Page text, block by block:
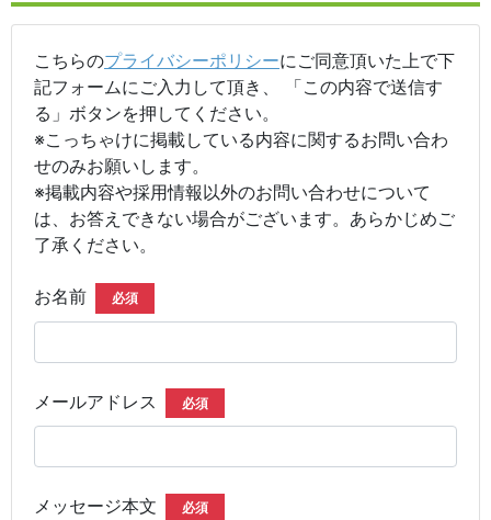
こちらのプライバシーポリシーにご同意頂いた上で下
記フォームにご入力して頂き、 「この内容で送信す
る」ボタンを押してください。
※こっちゃけに掲載している内容に関するお問い合わ
せのみお願いします。
※掲載内容や採用情報以外のお問い合わせについて
は、お答えできない場合がございます。あらかじめご
了承ください。
お名前 必須
メールアドレス 必須
メッセージ本文 必須